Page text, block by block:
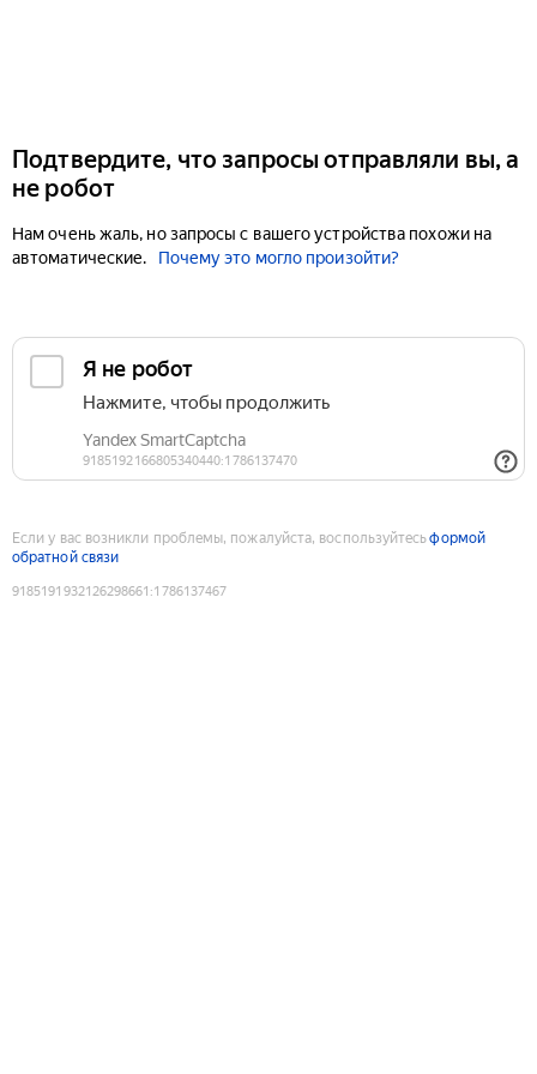
Подтвердите, что запросы отправляли вы, а
не робот
Нам очень жаль, но запросы с вашего устройства похожи на
автоматические.
Почему это могло произойти?
Если у вас возникли проблемы, пожалуйста, воспользуйтесьформой
обратной связи
9185191932126298661 :1786137467